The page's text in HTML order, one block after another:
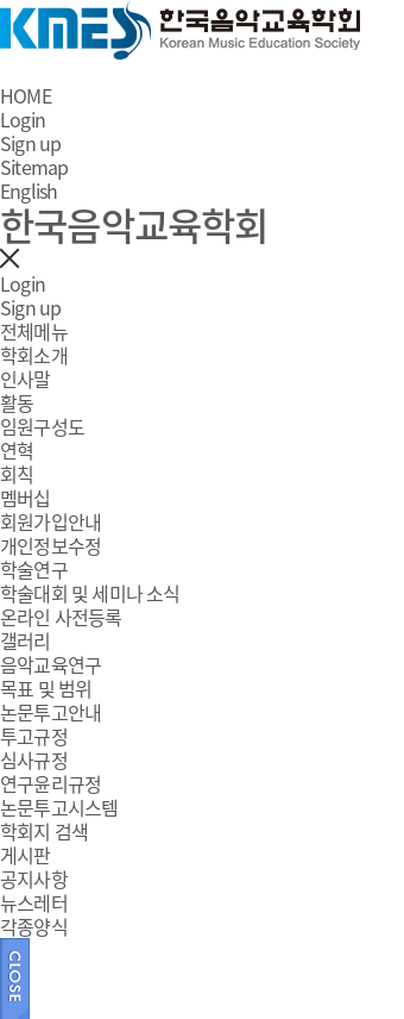
HOME
Login
Sign up
Sitemap
English
한국음악교육학회
Login
Sign up
전체메뉴
학회소개
인사말
활동
임원구성도
연혁
회칙
멤버십
회원가입안내
개인정보수정
학술연구
학술대회 및 세미나 소식
온라인 사전등록
갤러리
음악교육연구
목표 및 범위
논문투고안내
투고규정
심사규정
연구윤리규정
논문투고시스템
학회지 검색
게시판
공지사항
뉴스레터
각종양식